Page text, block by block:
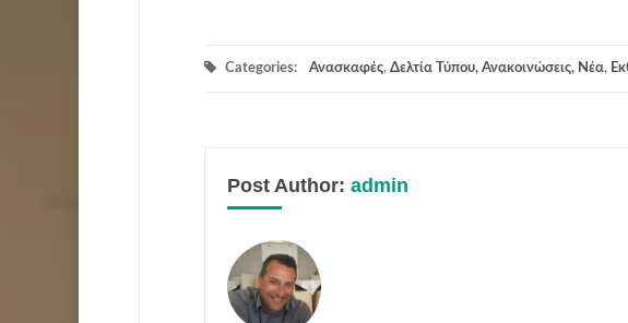
Categories: Ανασκαφές, Δελτία Τύπου, Ανακοινώσεις, Νέα,
Post Author: admin